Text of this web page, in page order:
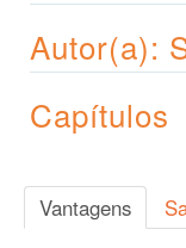
Autor(a):
Capítulos
Vantagens